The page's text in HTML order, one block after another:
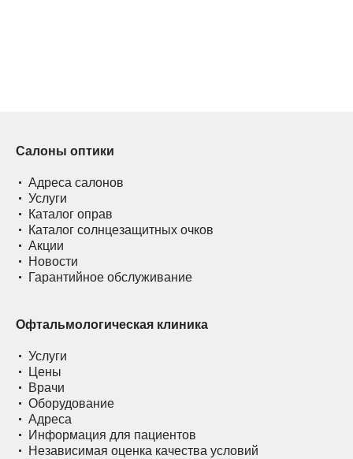
Салоны оптики
Адреса салонов
Услуги
Каталог оправ
Каталог солнцезащитных очков
Акции
Новости
Гарантийное обслуживание
Офтальмологическая клиника
Услуги
Цены
Врачи
Оборудование
Адреса
Информация для пациентов
Независимая оценка качества условий